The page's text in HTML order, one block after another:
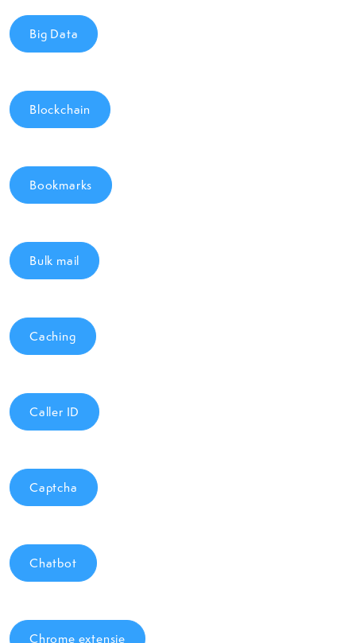
Big Data
Blockchain
Bookmarks
Bulk mail
Caching
Caller ID
Captcha
Chatbot
Chrome extensie